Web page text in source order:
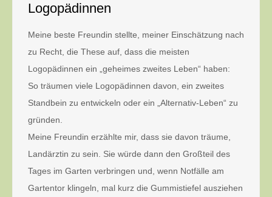
Logopädinnen
Meine beste Freundin stellte, meiner Einschätzung nach
zu Recht, die These auf, dass die meisten
Logopädinnen ein „geheimes zweites Leben“ haben:
So träumen viele Logopädinnen davon, ein zweites
Standbein zu entwickeln oder ein „Alternativ-Leben“ zu
gründen.
Meine Freundin erzählte mir, dass sie davon träume,
Landärztin zu sein. Sie würde dann den Großteil des
Tages im Garten verbringen und, wenn Notfälle am
Gartentor klingeln, mal kurz die Gummistiefel ausziehen